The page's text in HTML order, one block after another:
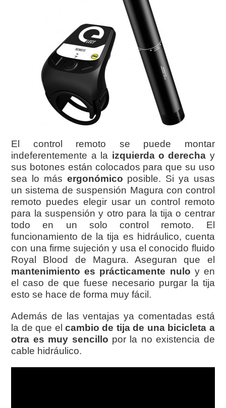
El control remoto se puede montar
indeferentemente a la izquierda o derecha y
sus botones están colocados para que su uso
sea lo más ergonómico posible. Si ya usas
un sistema de suspensión Magura con control
remoto puedes elegir usar un control remoto
para la suspensión y otro para la tija o centrar
todo en un solo control remoto. El
funcionamiento de la tija es hidráulico, cuenta
con una firme sujeción y usa el conocido fluido
Royal Blood de Magura. Aseguran que el
mantenimiento es prácticamente nulo y en
el caso de que fuese necesario purgar la tija
esto se hace de forma muy fácil.
Además de las ventajas ya comentadas está
la de que elcambio de tija de una bicicleta a
otra es muy sencillo por la no existencia de
cable hidráulico.